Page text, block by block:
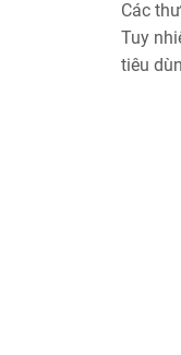
Các
Tuy
tiêu